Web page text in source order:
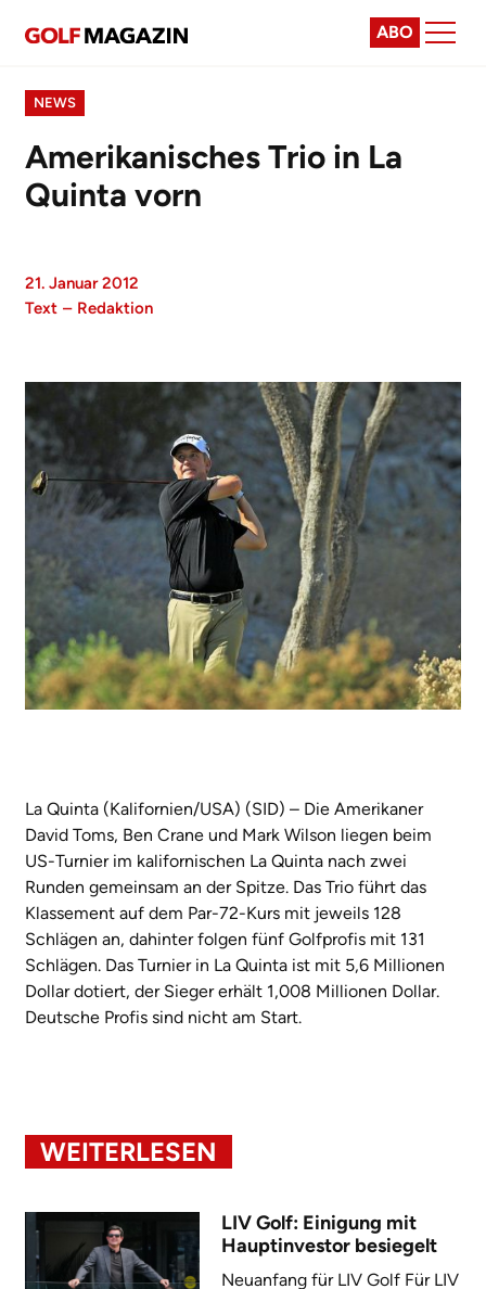
ABO
NEWS
Amerikanisches Trio in La
Quinta vorn
21. Januar 2012
Text – Redaktion
La Quinta (Kalifornien/USA) (SID) – Die Amerikaner
David Toms, Ben Crane und Mark Wilson liegen beim
US-Turnier im kalifornischen La Quinta nach zwei
Runden gemeinsam an der Spitze. Das Trio führt das
Klassement auf dem Par-72-Kurs mit jeweils 128
Schlägen an, dahinter folgen fünf Golfprofis mit 131
Schlägen. Das Turnier in La Quinta ist mit 5,6 Millionen
Dollar dotiert, der Sieger erhält 1,008 Millionen Dollar.
Deutsche Profis sind nicht am Start.
WEITERLESEN
LIV Golf: Einigung mit
Hauptinvestor besiegelt
Neuanfang für LIV Golf Für LIV